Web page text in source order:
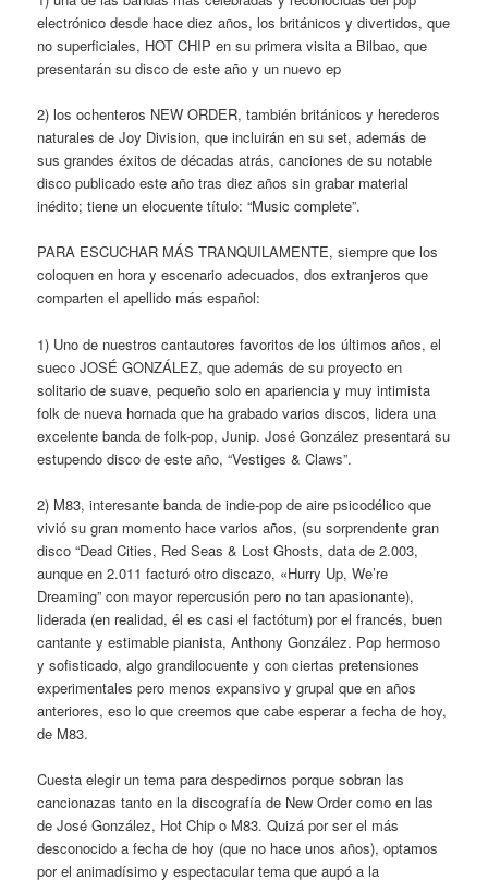
electrónico desde hace diez años, los británicos y divertidos, que
no superficiales, HOT CHIP en su primera visita a Bilbao, que
presentarán su disco de este año y un nuevo ep
2) los ochenteros NEW ORDER, también británicos y herederos
naturales de Joy Division, que incluirán en su set, además de
sus grandes éxitos de décadas atrás, canciones de su notable
disco publicado este año tras diez años sin grabar material
inédito; tiene un elocuente título: “Music complete”.
PARA ESCUCHAR MÁS TRANQUILAMENTE, siempre que los
coloquen en hora y escenario adecuados, dos extranjeros que
comparten el apellido más español:
1) Uno de nuestros cantautores favoritos de los últimos años, el
sueco JOSÉ GONZÁLEZ, que además de su proyecto en
solitario de suave, pequeño solo en apariencia y muy intimista
folk de nueva hornada que ha grabado varios discos, lidera una
excelente banda de folk-pop, Junip. José González presentará su
estupendo disco de este año, “Vestiges & Claws”.
2) M83, interesante banda de indie-pop de aire psicodélico que
vivió su gran momento hace varios años, (su sorprendente gran
disco “Dead Cities, Red Seas & Lost Ghosts, data de 2.003,
aunque en 2.011 facturó otro discazo, «Hurry Up, We’re
Dreaming” con mayor repercusión pero no tan apasionante),
liderada (en realidad, él es casi el factótum) por el francés, buen
cantante y estimable pianista, Anthony González. Pop hermoso
y sofisticado, algo grandilocuente y con ciertas pretensiones
experimentales pero menos expansivo y grupal que en años
anteriores, eso lo que creemos que cabe esperar a fecha de hoy,
de M83.
Cuesta elegir un tema para despedirnos porque sobran las
cancionazas tanto en la discografía de New Order como en las
de José González, Hot Chip o M83. Quizá por ser el más
desconocido a fecha de hoy (que no hace unos años), optamos
por el animadísimo y espectacular tema que aupó a la